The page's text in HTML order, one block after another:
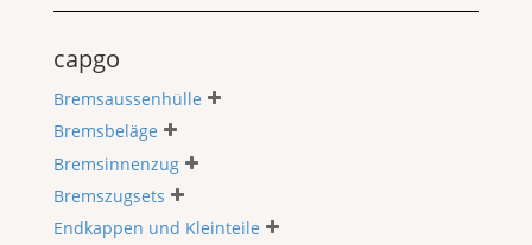
capgo
Bremsaussenhülle
Bremsbeläge
Bremsinnenzug
Bremszugsets
Endkappen und Kleinteile